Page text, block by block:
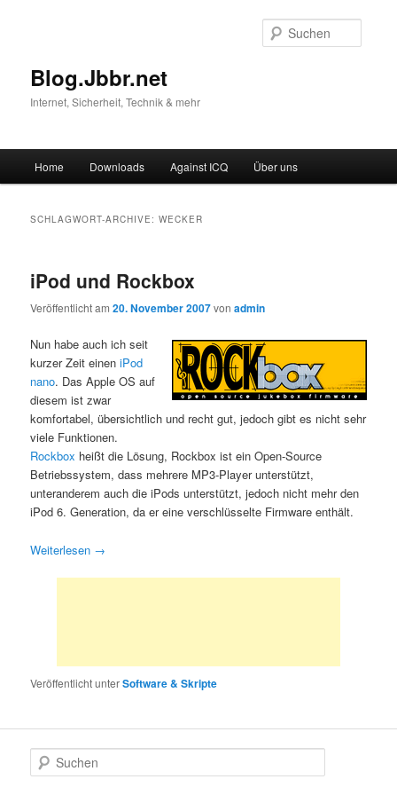
Blog.Jbbr.net
Internet, Sicherheit, Technik & mehr
Zum
Zum
wechseln
Home Downloads Against ICQ Über uns
SCHLAGWORT-ARCHIVE:WECKER
iPod und Rockbox
Veröffentlicht am20. November 2007vonadmin
Nun habe auch ich seit
kurzer Zeit eineniPod
nano. Das Apple OS auf
diesem ist zwar
komfortabel, übersichtlich und recht gut, jedoch gibt es nicht sehr
viele Funktionen.
Rockbox heißt die Lösung, Rockbox ist ein Open-Source
Betriebssystem, dass mehrere MP3-Player unterstützt,
unteranderem auch die iPods unterstützt, jedoch nicht mehr den
iPod 6. Generation, da er eine verschlüsselte Firmware enthält.
Weiterlesen →
Veröffentlicht unterSoftware & Skripte
u